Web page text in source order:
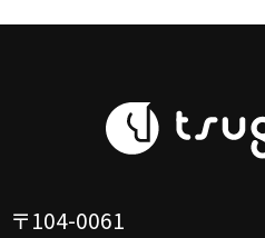
〒104-0061